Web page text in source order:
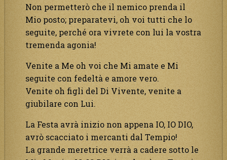
Non permetterò che il nemico prenda il
Mio posto; preparatevi, oh voi tutti che lo
seguite, perché ora vivrete con lui la vostra
tremenda agonia!
Venite a Me oh voi che Mi amate e Mi
seguite con fedeltà e amore vero.
Venite oh figli del Di Vivente, venite a
giubilare con Lui.
La Festa avrà inizio non appena IO, IO DIO,
avrò scacciato i mercanti dal Tempio!
La grande meretrice verrà a cadere sotto le